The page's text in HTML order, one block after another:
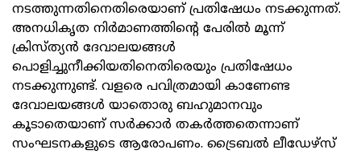
നടത്തുന്നതിനെതിരെയാണ് പ്രതിഷേധം നടക്കുന്നത്.
അനധികൃത നിര്‍മാണത്തിന്റെ പേരില്‍ മൂന്ന്
ക്രിസ്ത്യന്‍ ദേവാലയങ്ങള്‍
പൊളിച്ചുനീക്കിയതിനെതിരെയും പ്രതിഷേധം
നടക്കുന്നുണ്ട്. വളരെ പവിത്രമായി കാണേണ്ട
ദേവാലയങ്ങള്‍ യാതൊരു ബഹുമാനവും
കൂടാതെയാണ് സര്‍ക്കാര്‍ തകര്‍ത്തതെന്നാണ്
സംഘടനകളുടെ ആരോപണം. ട്രൈബല്‍ ലീഡേഴ്‌സ്